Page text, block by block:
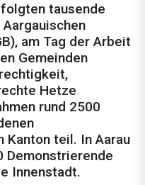
tausende
am Tag der Arbeit
Gemeinden
Hetze
rund 2500
Kanton teil. In Aarau
Demonstrierende
Innenstadt.